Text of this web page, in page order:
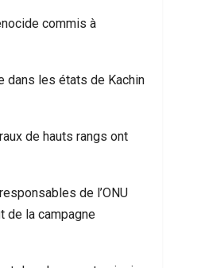
commis à
dans les états de Kachin
de hauts rangs ont
de l’ONU
de la campagne